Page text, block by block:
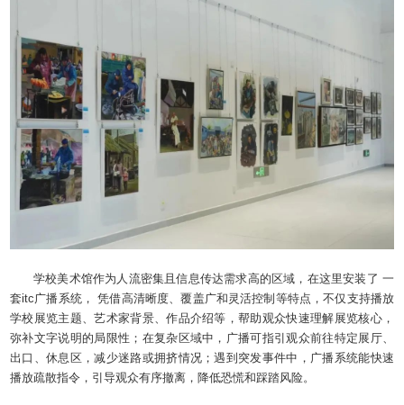
学校美术馆作为人流密集且信息传达需求高的区域，在这里安装了 一
套itc广播系统， 凭借高清晰度、覆盖广和灵活控制等特点，不仅支持播放
学校展览主题、艺术家背景、作品介绍等，帮助观众快速理解展览核心，
弥补文字说明的局限性；在复杂区域中，广播可指引观众前往特定展厅、
出口、休息区，减少迷路或拥挤情况；遇到突发事件中，广播系统能快速
播放疏散指令，引导观众有序撤离，降低恐慌和踩踏风险。